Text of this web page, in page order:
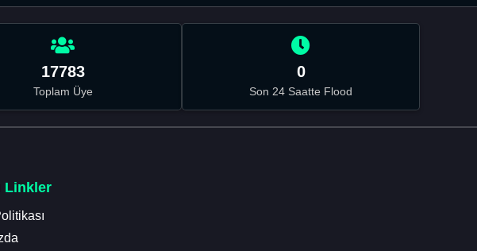
17783
Toplam Üye
0
Son 24 Saatte Flood
Linkler